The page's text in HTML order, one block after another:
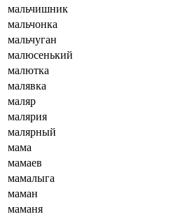
мальчишник
мальчонка
мальчуган
малюсенький
малютка
малявка
маляр
малярия
малярный
мама
мамаев
мамалыга
маман
маманя